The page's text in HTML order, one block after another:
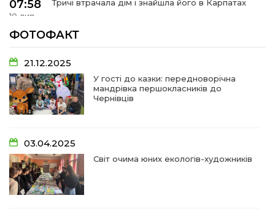
07:58
10 лип
Тричі втрачала дім і знайшла його в Карпатах
10 лип
13:30
06 лип
Від прикордонної застави до Донбасу:
14:18
01 лип
09:31
28 чер
Творчі підсумки юних художників
ФОТОФАКТ
21.12.2025
У гості до казки: передноворічна
мандрівка першокласників до
Чернівців
03.04.2025
Світ очима юних екологів-художників